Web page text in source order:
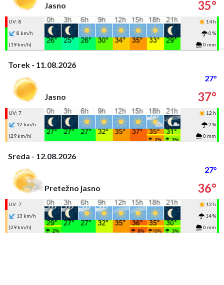
Jasno
35°
UV: 8
14 h
8 km/h
0 %
(19 km/h)
0 mm
Torek - 11.08.2026
27°
Jasno
37°
UV: 7
12 h
12 km/h
2 %
(29 km/h)
0 mm
Sreda - 12.08.2026
27°
Pretežno jasno
36°
UV: 7
12 h
13 km/h
14 %
(29 km/h)
0 mm